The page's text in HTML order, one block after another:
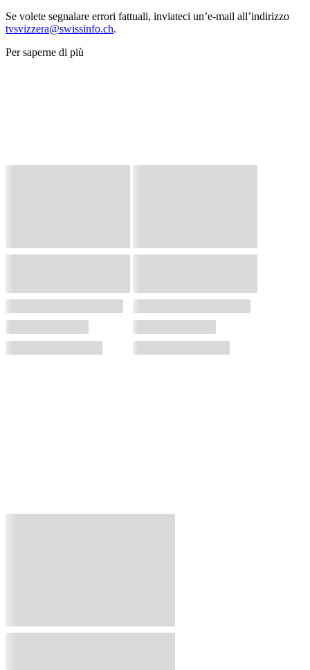
Se volete segnalare errori fattuali, inviateci un’e-mail all’indirizzo
tvsvizzera@swissinfo.ch.
Per saperne di più